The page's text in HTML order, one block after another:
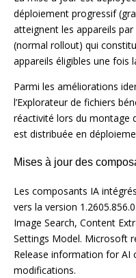
déploiement progressif
atteignent les appareils
(normal rollout) qui
appareils éligibles une fois
Parmi les améliorations
l’Explorateur de fichiers
réactivité lors du montage
est distribuée en
Mises à jour des
Les composants IA
vers la version
Image Search, Content
Settings Model. Microsoft
Release information for AI
modifications.